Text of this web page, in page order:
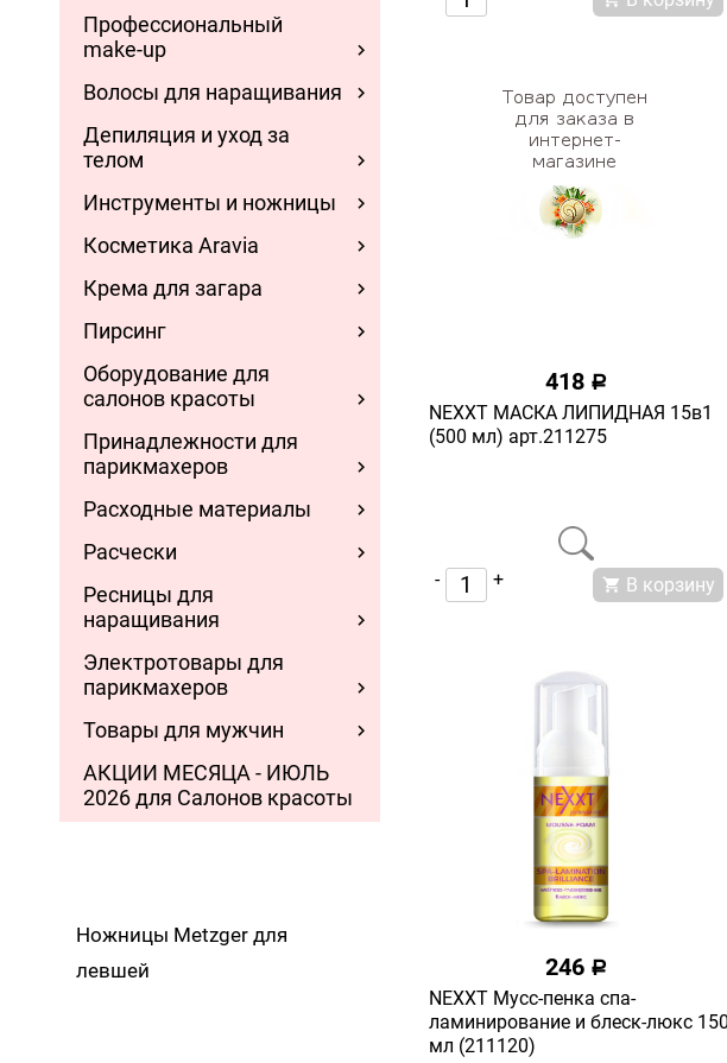
Профессиональный
make-up
Волосы для наращивания
Депиляция и уход за
телом
Инструменты и ножницы
Косметика Aravia
Крема для загара
Пирсинг
Оборудование для
салонов красоты
Принадлежности для
парикмахеров
Расходные материалы
Расчески
Ресницы для
наращивания
Электротовары для
парикмахеров
Товары для мужчин
АКЦИИ МЕСЯЦА - ИЮЛЬ
2026 для Салонов красоты
Ножницы Metzger для
левшей
418 a
NEXXT МАСКА ЛИПИДНАЯ 15в1
(500 мл) арт.211275
- + В корзину
246 a
NEXXT Мусс-пенка спа-
ламинирование и блеск-люкс 150
мл (211120)